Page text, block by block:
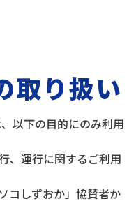
取り扱い
以下の目的にのみ利用
、運行に関するご利用
コしずおか」協賛者か